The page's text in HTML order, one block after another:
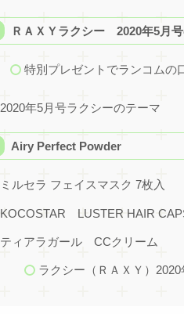
ＲＡＸＹラクシー 2020年5月
特別プレゼントでランコムの
2020年5月号ラクシーのテーマ
Airy Perfect Powder
ミルセラ フェイスマスク 7枚入
KOCOSTAR LUSTER HAIR
ティアラガール CCクリーム
ラクシー（ＲＡＸＹ）